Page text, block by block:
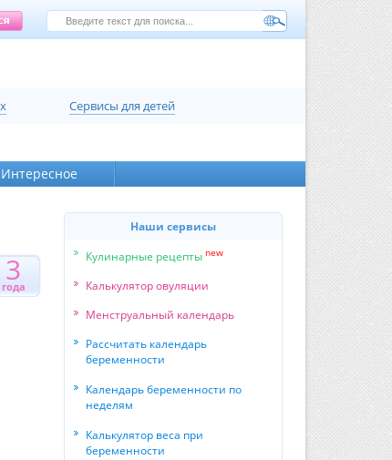
Сервисы для детей
Интересное
3
года
Наши сервисы
Кулинарные рецепты new
Калькулятор овуляции
Менструальный календарь
Рассчитать календарь
беременности
Календарь беременности по
неделям
Калькулятор веса при
беременности